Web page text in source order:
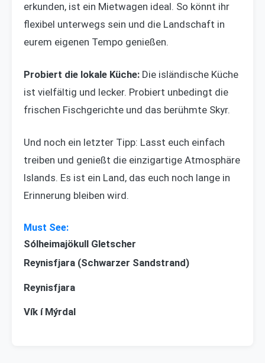
erkunden, ist ein Mietwagen ideal. So könnt ihr
flexibel unterwegs sein und die Landschaft in
eurem eigenen Tempo genießen.
Probiert die lokale Küche: Die isländische Küche
ist vielfältig und lecker. Probiert unbedingt die
frischen Fischgerichte und das berühmte Skyr.
Und noch ein letzter Tipp: Lasst euch einfach
treiben und genießt die einzigartige Atmosphäre
Islands. Es ist ein Land, das euch noch lange in
Erinnerung bleiben wird.
Sólheimajökull Gletscher
Reynisfjara (Schwarzer Sandstrand)
Reynisfjara
Vík í Mýrdal